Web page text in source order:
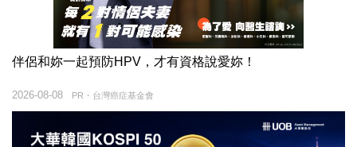
伴侶和妳一起預防HPV，才有資格說愛妳！
PR・台灣癌症基金會
2026-08-08